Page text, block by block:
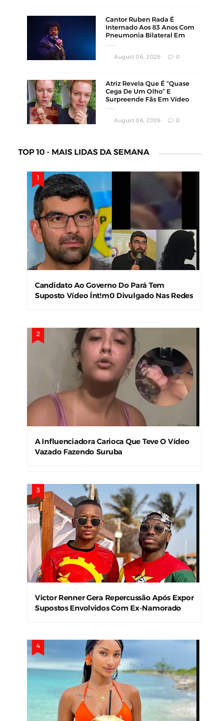
Cantor Ruben Rada É
Internado Aos 83 Anos Com
Pneumonia Bilateral Em
August 06, 2026 0
Atriz Revela Que É “Quase
Cega De Um Olho” E
Surpreende Fãs Em Vídeo
August 06, 2026 0
TOP 10 - MAIS LIDAS DA SEMANA
Candidato Ao Governo Do Pará Tem
Suposto Vídeo Ínt!m0 Divulgado Nas Redes
A Influenciadora Carioca Que Teve O Vídeo
Vazado Fazendo Suruba
Victor Renner Gera Repercussão Após Expor
Supostos Envolvidos Com Ex-Namorado